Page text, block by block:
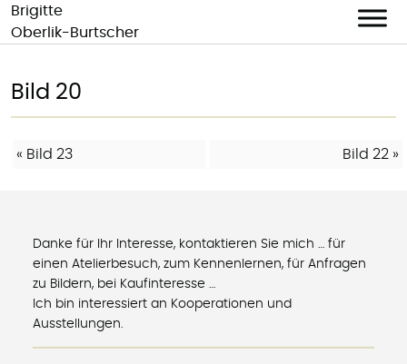
Skip
content
Brigitte
Oberlik-Burtscher
Bild 20
BEITRAGS-
« Bild 23 Bild 22 »
Danke für Ihr Interesse, kontaktieren Sie mich … für
einen Atelierbesuch, zum Kennenlernen, für Anfragen
zu Bildern, bei Kaufinteresse …
Ich bin interessiert an Kooperationen und
Ausstellungen.